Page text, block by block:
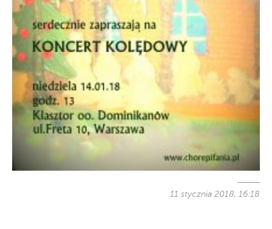
11 stycznia 2018, 16:18